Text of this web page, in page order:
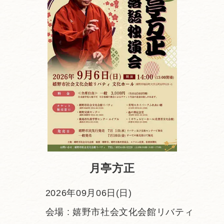
月亭方正
2026年09月06日(日)
会場 : 嬉野市社会文化会館リバティ